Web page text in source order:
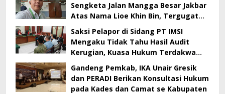
Sengketa Jalan Mangga Besar Jakbar
Atas Nama Lioe Khin Bin, Tergugat
Tak Bisa Buktikan Kepemilikan
Saksi Pelapor di Sidang PT IMSI
Mengaku Tidak Tahu Hasil Audit
Kerugian, Kuasa Hukum Terdakwa
Sebut Banyak Kejanggalan
Gandeng Pemkab, IKA Unair Gresik
dan PERADI Berikan Konsultasi Hukum
pada Kades dan Camat se Kabupaten